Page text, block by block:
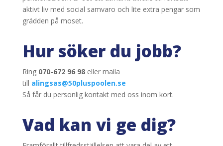
aktivt liv med social samvaro och lite extra pengar som
grädden på moset.
Hur söker du jobb?
Ring 070-672 96 98eller maila
till alingsas@50pluspoolen.se
Så får du personlig kontakt med oss inom kort.
Vad kan vi ge dig?